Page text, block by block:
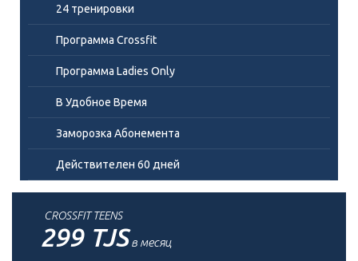
24 тренировки
Программа Crossfit
Программа Ladies Only
В Удобное Время
Заморозка Абонемента
Действителен 60 дней
299 TJS в месяц
CROSSFIT TEENS